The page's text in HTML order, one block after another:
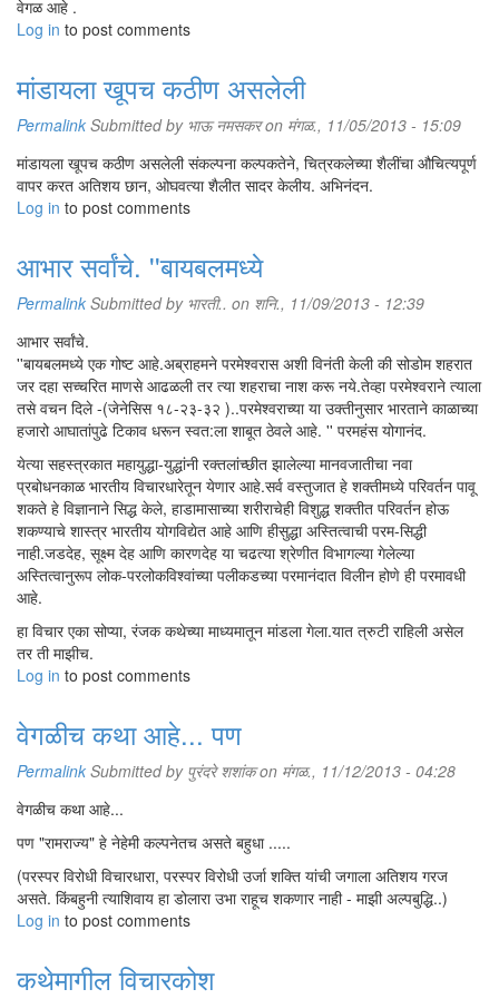
वेगळ आहे .
Log in to post comments
मांडायला खूपच कठीण असलेली
Permalink Submitted by भाऊ नमसकरon मंगळ., 11/05/2013 - 15:09
मांडायला खूपच कठीण असलेली संकल्पना कल्पकतेने, चित्रकलेच्या शैलींचा औचित्यपूर्ण
वापर करत अतिशय छान, ओघवत्या शैलीत सादर केलीय. अभिनंदन.
Log in to post comments
आभार सर्वांचे. ''बायबलमध्ये
Permalink Submitted by भारती.. on शनि., 11/09/2013 - 12:39
आभार सर्वांचे.
''बायबलमध्ये एक गोष्ट आहे.अब्राहमने परमेश्वरास अशी विनंती केली की सोडोम शहरात
जर दहा सच्चरित माणसे आढळली तर त्या शहराचा नाश करू नये.तेव्हा परमेश्वराने त्याला
तसे वचन दिले -(जेनेसिस १८-२३-३२ )..परमेश्वराच्या या उक्तीनुसार भारताने काळाच्या
हजारो आघातांपुढे टिकाव धरून स्वत:ला शाबूत ठेवले आहे. '' परमहंस योगानंद.
येत्या सहस्त्रकात महायुद्धा-युद्धांनी रक्तलांच्छीत झालेल्या मानवजातीचा नवा
प्रबोधनकाळ भारतीय विचारधारेतून येणार आहे.सर्व वस्तुजात हे शक्तीमध्ये परिवर्तन पावू
शकते हे विज्ञानाने सिद्ध केले, हाडामासाच्या शरीराचेही विशुद्ध शक्तीत परिवर्तन होऊ
शकण्याचे शास्त्र भारतीय योगविद्येत आहे आणि हीसुद्धा अस्तित्वाची परम-सिद्धी
नाही.जडदेह, सूक्ष्म देह आणि कारणदेह या चढत्या श्रेणीत विभागल्या गेलेल्या
अस्तित्वानुरूप लोक-परलोकविश्वांच्या पलीकडच्या परमानंदात विलीन होणे ही परमावधी
आहे.
हा विचार एका सोप्या, रंजक कथेच्या माध्यमातून मांडला गेला.यात त्रुटी राहिली असेल
तर ती माझीच.
Log in to post comments
वेगळीच कथा आहे... पण
Permalink Submitted by पुरंदरे शशांकon मंगळ., 11/12/2013 - 04:28
वेगळीच कथा आहे...
पण "रामराज्य" हे नेहेमी कल्पनेतच असते बहुधा .....
(परस्पर विरोधी विचारधारा, परस्पर विरोधी उर्जा शक्ति यांची जगाला अतिशय गरज
असते. किंबहुनी त्याशिवाय हा डोलारा उभा राहूच शकणार नाही - माझी अल्पबुद्धि..)
Log in to post comments
कथेमागील विचारकोश